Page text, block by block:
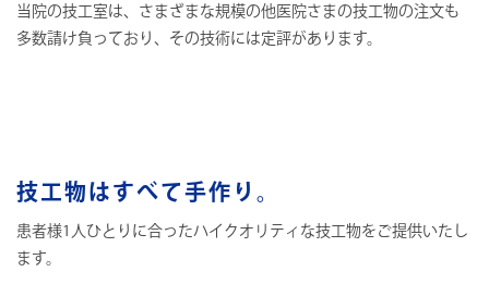
当院の技工室は、さまざまな規模の他医院さまの技工物の注文も
多数請け負っており、その技術には定評があります。
技工物はすべて手作り。
患者様1人ひとりに合ったハイクオリティな技工物をご提供いたし
ます。